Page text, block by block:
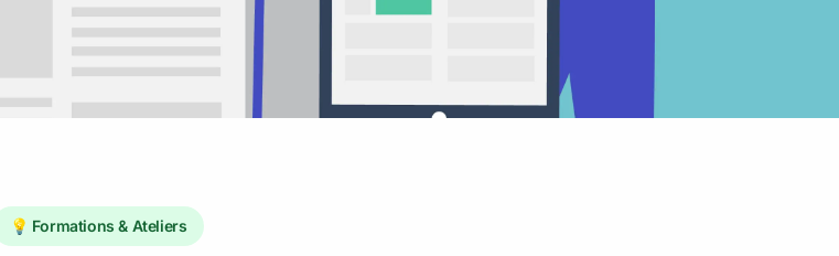
💡 Formations & Ateliers